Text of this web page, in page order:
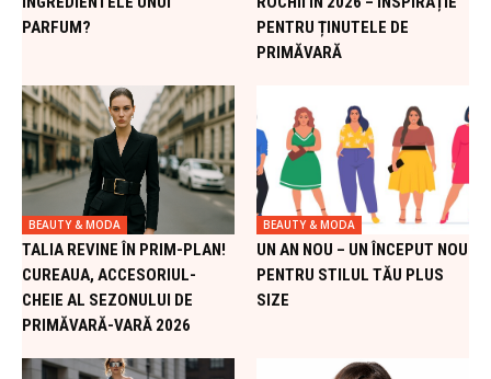
PARFUM?
PENTRU ȚINUTELE DE
PRIMĂVARĂ
BEAUTY & MODA
TALIA REVINE ÎN PRIM-PLAN!
CUREAUA, ACCESORIUL-
CHEIE AL SEZONULUI DE
PRIMĂVARĂ-VARĂ 2026
BEAUTY & MODA
UN AN NOU – UN ÎNCEPUT NOU
PENTRU STILUL TĂU PLUS
SIZE